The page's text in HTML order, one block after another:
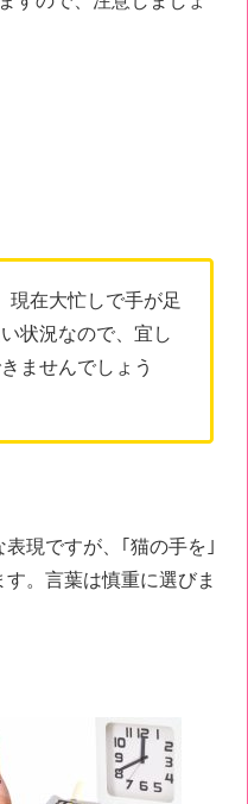
現在大忙しで手が足
状況なので、宜し
ませんでしょう
現ですが、｢猫の手を｣
。言葉は慎重に選びま